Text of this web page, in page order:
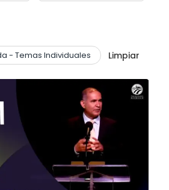
- Temas Individuales Limpiar